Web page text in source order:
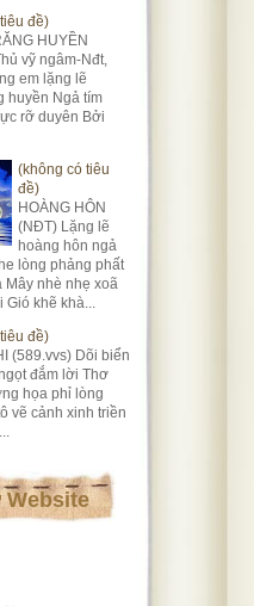
đề)
HUYỀN
vỹ ngâm-Nđt,
em lặng lẽ
huyền Ngả tím
rỡ duyên Bởi
(không có tiêu
đề)
HOÀNG HÔN
(NĐT) Lặng lẽ
hoàng hôn ngả
lòng phảng phất
Mây nhè nhẹ xoã
Gió khẽ khà...
đề)
(589.vvs) Dõi biển
đắm lời Thơ
họa phỉ lòng
vẽ cảnh xinh triền